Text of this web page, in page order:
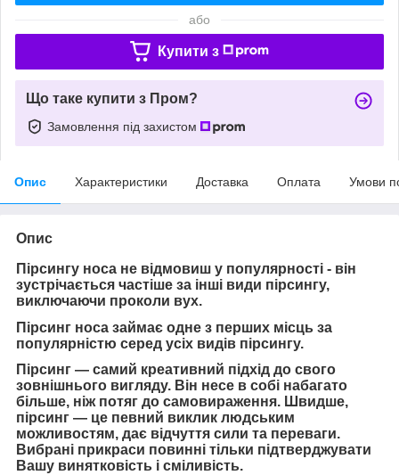
або
Купити з
Що таке купити з Пром?
Замовлення під захистом
Опис Характеристики Доставка Оплата Умови
Опис
Пірсингу носа не відмовиш у популярності - він
зустрічається частіше за інші види пірсингу,
виключаючи проколи вух.
Пірсинг носа займає одне з перших місць за
популярністю серед усіх видів пірсингу.
Пірсинг — самий креативний підхід до свого
зовнішнього вигляду. Він несе в собі набагато
більше, ніж потяг до самовираження. Швидше,
пірсинг — це певний виклик людським
можливостям, дає відчуття сили та переваги.
Вибрані прикраси повинні тільки підтверджувати
Вашу винятковість і сміливість.